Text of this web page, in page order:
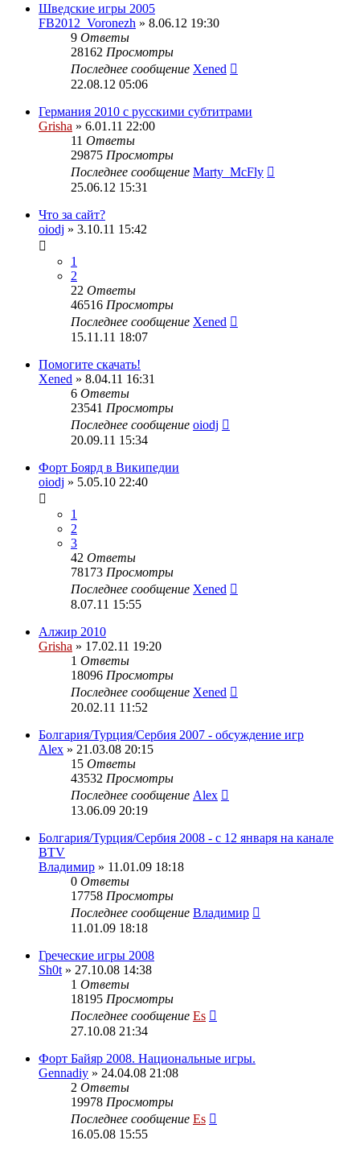
Шведские игры 2005
FB2012_Voronezh » 8.06.12 19:30
9 Ответы
28162 Просмотры
Последнее сообщение Xened
22.08.12 05:06
Германия 2010 с русскими субтитрами
Grisha » 6.01.11 22:00
11 Ответы
29875 Просмотры
Последнее сообщение Marty_McFly
25.06.12 15:31
Что за сайт?
oiodj » 3.10.11 15:42
1
2
22 Ответы
46516 Просмотры
Последнее сообщение Xened
15.11.11 18:07
Помогите скачать!
Xened » 8.04.11 16:31
6 Ответы
23541 Просмотры
Последнее сообщение oiodj
20.09.11 15:34
Форт Боярд в Википедии
oiodj » 5.05.10 22:40
1
2
3
42 Ответы
78173 Просмотры
Последнее сообщение Xened
8.07.11 15:55
Алжир 2010
Grisha » 17.02.11 19:20
1 Ответы
18096 Просмотры
Последнее сообщение Xened
20.02.11 11:52
Болгария/Турция/Сербия 2007 - обсуждение игр
Alex » 21.03.08 20:15
15 Ответы
43532 Просмотры
Последнее сообщение Alex
13.06.09 20:19
Болгария/Турция/Сербия 2008 - c 12 января на канале
BTV
Владимир » 11.01.09 18:18
0 Ответы
17758 Просмотры
Последнее сообщение Владимир
11.01.09 18:18
Греческие игры 2008
Sh0t » 27.10.08 14:38
1 Ответы
18195 Просмотры
Последнее сообщение Es
27.10.08 21:34
Форт Байяр 2008. Национальные игры.
Gennadiy » 24.04.08 21:08
2 Ответы
19978 Просмотры
Последнее сообщение Es
16.05.08 15:55